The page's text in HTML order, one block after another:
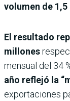
volumen de
El resultado
millones
mensual del 34
año reflejó la
exportaciones